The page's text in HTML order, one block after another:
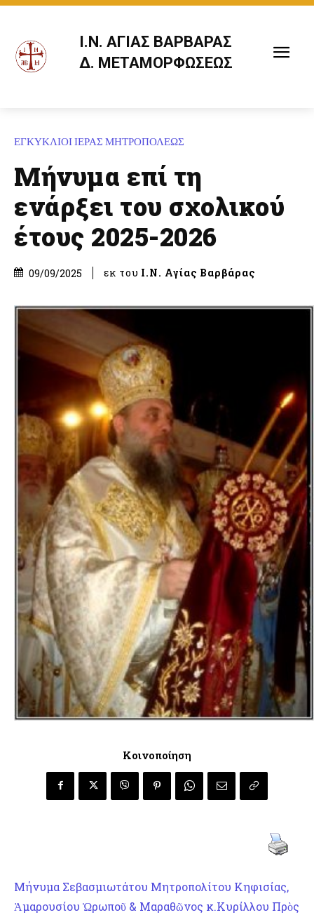
Ι.Ν. ΑΓΙΑΣ ΒΑΡΒΑΡΑΣ
Δ. ΜΕΤΑΜΟΡΦΩΣΕΩΣ
ΕΓΚΥΚΛΙΟΙ ΙΕΡΑΣ ΜΗΤΡΟΠΟΛΕΩΣ
Μήνυμα επί τη
ενάρξει του σχολικού
έτους 2025-2026
09/09/2025 εκ του Ι.Ν. Αγίας Βαρβάρας
Κοινοποίηση
Μήνυμα Σεβασμιωτάτου Μητροπολίτου Κηφισίας,
Ἀμαρουσίου Ὠρωποῦ & Μαραθῶνος κ.Κυρίλλου Πρὸς